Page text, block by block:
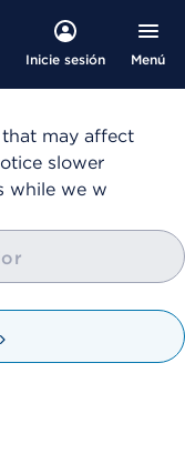
Inicie sesión Menú
may affect
slower
while we w